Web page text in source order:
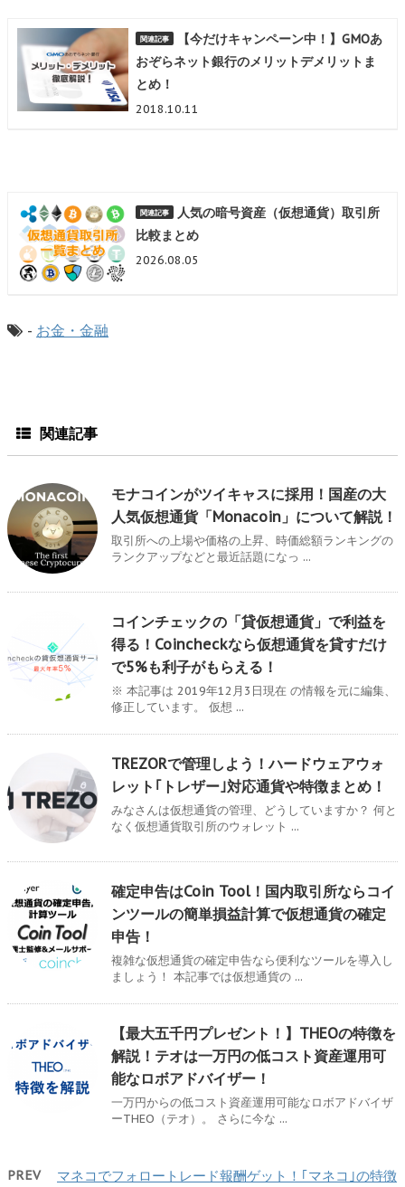
【今だけキャンペーン中！】GMOあ
おぞらネット銀行のメリットデメリットま
とめ！
2018.10.11
人気の暗号資産（仮想通貨）取引所
比較まとめ
2026.08.05
- お金・金融
関連記事
モナコインがツイキャスに採用！国産の大
人気仮想通貨「Monacoin」について解説！
取引所への上場や価格の上昇、時価総額ランキングの
ランクアップなどと最近話題になっ ...
コインチェックの「貸仮想通貨」で利益を
得る！Coincheckなら仮想通貨を貸すだけ
で5%も利子がもらえる！
※ 本記事は 2019年12月3日現在 の情報を元に編集、
修正しています。 仮想 ...
TREZORで管理しよう！ハードウェアウォ
レット｢トレザー｣対応通貨や特徴まとめ！
みなさんは仮想通貨の管理、どうしていますか？ 何と
なく仮想通貨取引所のウォレット ...
確定申告はCoin Tool！国内取引所ならコイ
ンツールの簡単損益計算で仮想通貨の確定
申告！
複雑な仮想通貨の確定申告なら便利なツールを導入し
ましょう！ 本記事では仮想通貨の ...
【最大五千円プレゼント！】THEOの特徴を
解説！テオは一万円の低コスト資産運用可
能なロボアドバイザー！
一万円からの低コスト資産運用可能なロボアドバイザ
ーTHEO（テオ）。 さらに今な ...
PREV
マネコでフォロートレード報酬ゲット！｢マネコ｣の特徴